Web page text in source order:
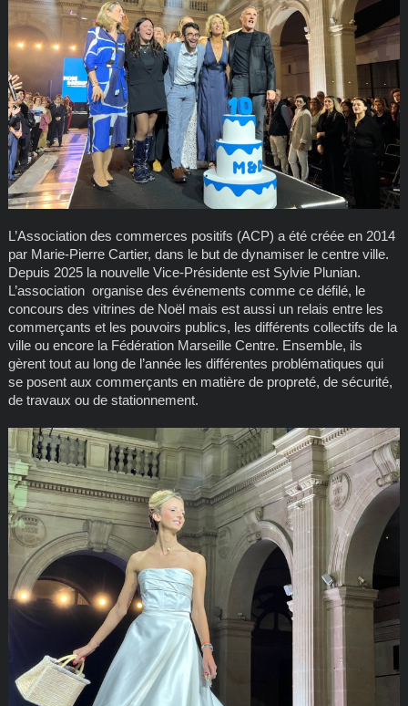
L’Association des commerces positifs (ACP) a été créée en 2014
par Marie-Pierre Cartier, dans le but de dynamiser le centre ville.
Depuis 2025 la nouvelle Vice-Présidente est Sylvie Plunian.
L’association organise des événements comme ce défilé, le
concours des vitrines de Noël mais est aussi un relais entre les
commerçants et les pouvoirs publics, les différents collectifs de la
ville ou encore la Fédération Marseille Centre. Ensemble, ils
gèrent tout au long de l’année les différentes problématiques qui
se posent aux commerçants en matière de propreté, de sécurité,
de travaux ou de stationnement.